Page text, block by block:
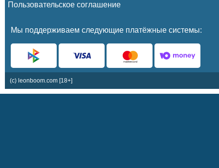
Пользовательское соглашение
Мы поддерживаем следующие платёжные системы:
(c) leonboom.com [18+]